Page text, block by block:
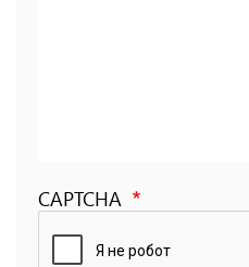
CAPTCHA